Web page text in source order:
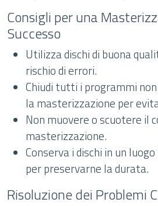
Consigli per una
Successo
Utilizza dischi di buona
rischio di errori.
Chiudi tutti i programmi
la masterizzazione per
Non muovere o scuotere il
masterizzazione.
Conserva i dischi in un
per preservarne la durata.
Risoluzione dei Problemi